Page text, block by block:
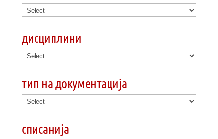
дисциплини
тип на документација
списанија